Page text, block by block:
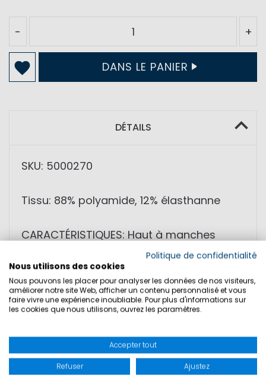
- +
DANS LE PANIER
DÉTAILS
SKU: 5000270
Tissu: 88% polyamide, 12% élasthanne
CARACTÉRISTIQUES: Haut à manches
longues pour femme avec protection
solaire à séchage rapide et coupe
ajustée
TAILLES
Politique de confidentialité
Nous utilisons des cookies
Nous pouvons les placer pour analyser les données de nos visiteurs,
améliorer notre site Web, afficher un contenu personnalisé et vous
faire vivre une expérience inoubliable. Pour plus d'informations sur
les cookies que nous utilisons, ouvrez les paramètres.
Accepter tout
Refuser Ajustez